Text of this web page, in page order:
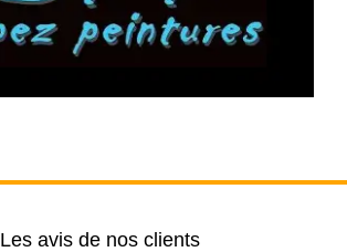
Les avis de nos clients